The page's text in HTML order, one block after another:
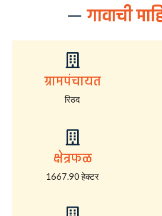
गावाची
ग्रामपंचायत
रिठद
क्षेत्रफळ
1667.90 हेक्टर